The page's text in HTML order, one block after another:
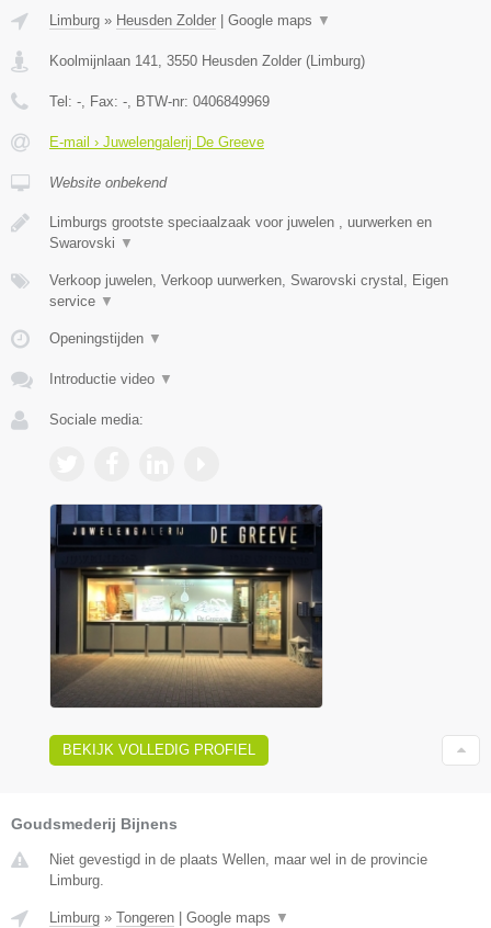
Limburg » Heusden Zolder Google maps ▼
Koolmijnlaan 141 3550 Heusden Zolder ( Limburg)
Tel: - , Fax: - , BTW-nr: 0406849969
E-mail › Juwelengalerij De Greeve
Website onbekend
Limburgs grootste speciaalzaak voor juwelen , uurwerken en
Swarovski ▼
Verkoop juwelen, Verkoop uurwerken, Swarovski crystal, Eigen
service ▼
Openingstijden ▼
Introductie video ▼
Sociale media:
BEKIJK VOLLEDIG PROFIEL
Goudsmederij Bijnens
Niet gevestigd in de plaats Wellen, maar wel in de provincie
Limburg.
Limburg » Tongeren Google maps ▼